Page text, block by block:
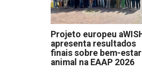
Projeto europeu
apresenta resultados
finais sobre bem-estar
animal na EAAP 2026